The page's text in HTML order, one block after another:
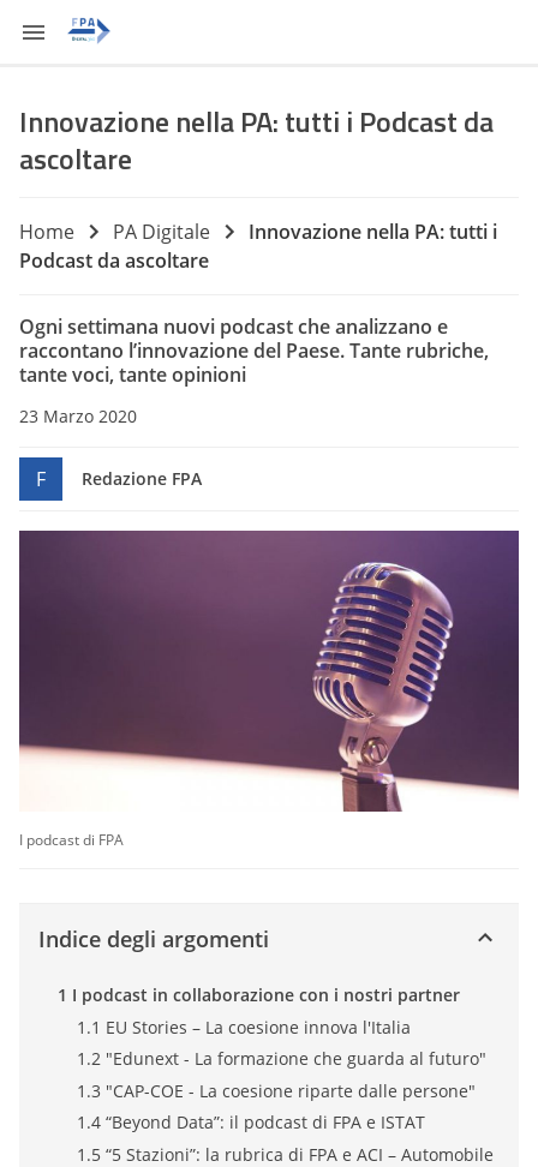
Innovazione nella PA: tutti i Podcast da
ascoltare
Home PA Digitale
Innovazione nella PA: tutti i
Podcast da ascoltare
Ogni settimana nuovi podcast che analizzano e
raccontano l’innovazione del Paese. Tante rubriche,
tante voci, tante opinioni
23 Marzo 2020
F Redazione FPA
I podcast di FPA
Indice degli argomenti
1 I podcast in collaborazione con i nostri partner
1.1 EU Stories – La coesione innova l'Italia
1.2 "Edunext - La formazione che guarda al futuro"
1.3 "CAP-COE - La coesione riparte dalle persone"
1.4 “Beyond Data”: il podcast di FPA e ISTAT
1.5 “5 Stazioni”: la rubrica di FPA e ACI – Automobile